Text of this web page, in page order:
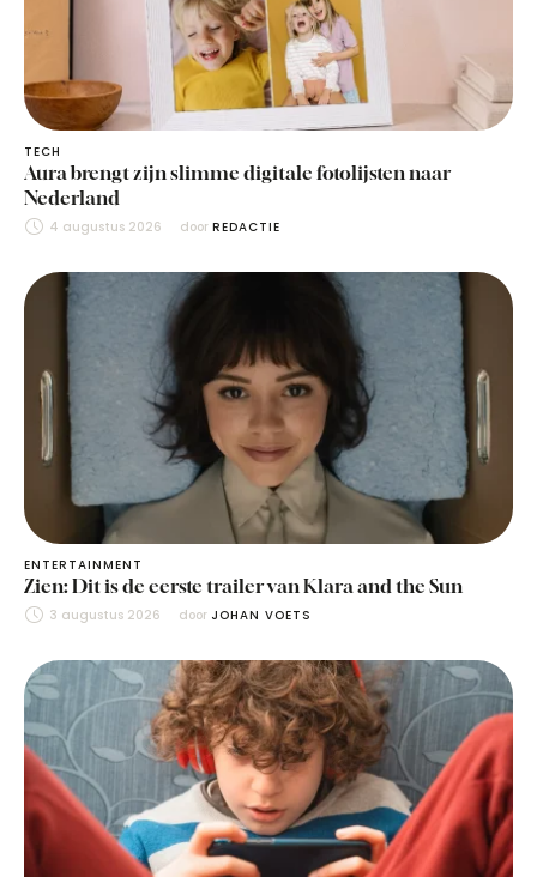
TECH
Aura brengt zijn slimme digitale fotolijsten naar
Nederland
4 augustus 2026 door REDACTIE
ENTERTAINMENT
Zien: Dit is de eerste trailer van Klara and the Sun
3 augustus 2026 door JOHAN VOETS